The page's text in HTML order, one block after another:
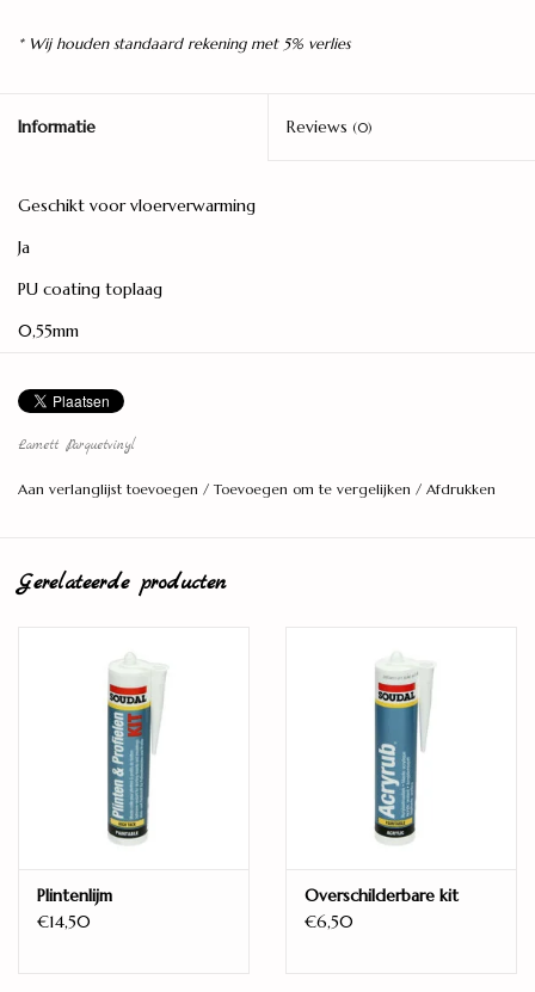
* Wij houden standaard rekening met 5% verlies
Informatie Reviews (0)
Geschikt voor vloerverwarming
Ja
PU coating toplaag
0,55mm
Ja
Afmetingen ca.
123 x 615 x 5mm (0,55)
0,04m² K/W
4 zijde micro groef
Synchrone houtstructuur
Lamett Parquetvinyl
Aan verlanglijst toevoegen /Toevoegen om te vergelijken / Afdrukken
Gerelateerde producten
Plintenlijm
€14,50
Overschilderbare kit
€6,50